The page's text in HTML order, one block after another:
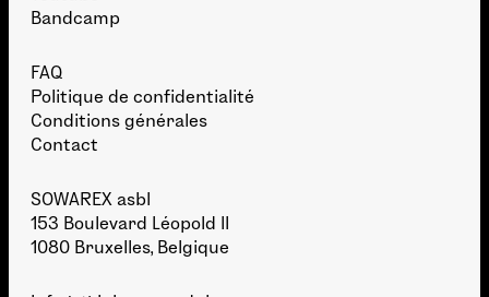
Bandcamp
FAQ
Politique de confidentialité
Conditions générales
Contact
SOWAREX asbl
153 Boulevard Léopold II
1080 Bruxelles, Belgique